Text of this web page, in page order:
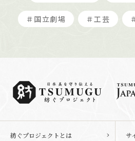
＃国立劇場 ＃工芸
紡ぐプロジェクトとは サ